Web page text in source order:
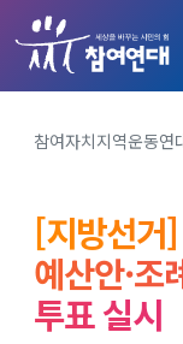
참여자치지역운동연
[지방선거
예산안·
투표 실시